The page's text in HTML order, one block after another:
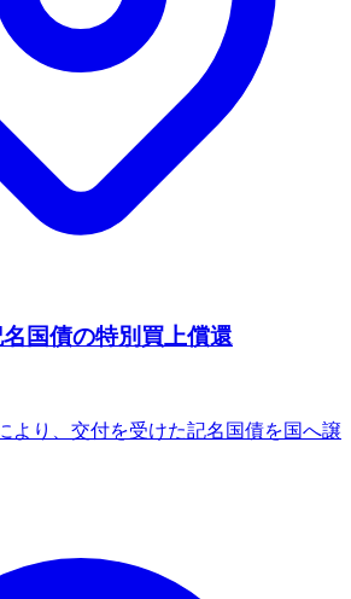
国債の特別買上償還
より、交付を受けた記名国債を国へ譲